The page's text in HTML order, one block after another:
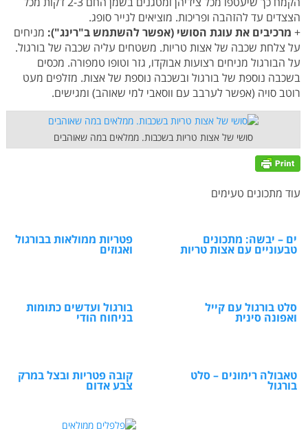
הצצדים עד להזהבה ופריכות. מוציאים לנייר סופג.
+ מרכיבים את עוגת הסושי (אפשר להשתמש ב"רינג"): מניחים
על צלחת שכבה של אצות טריות. משטחים עליה שכבה של בורגול.
על הבורגול מניחים רצועות אבוקדו, גזר וטופו טמפורה. מכסים
בשכבה נוספת של בורגול ובשכבה נוספת של אצות. מזלפים מעט
רוטב סויה (אפשר לערבב עם ווסאבי למי שאוהב) ומגישים.
סושי של אצות טריות בשכבות. ממלאים במה שאוהבים
עוד מתכונים טעימים
ים – יבשה: מתכונים
טבעוניים עם אצות טריות
פטריות ממולאות בבורגול
ואגוזים
סלט בורגול עם קייל
ואפונה סינית
בורגול ועדשים כתומות
בניחוח הודי
טאבולה רימונים – סלט
בורגול
קובה פטריות ובצל במרק
צבע אדום